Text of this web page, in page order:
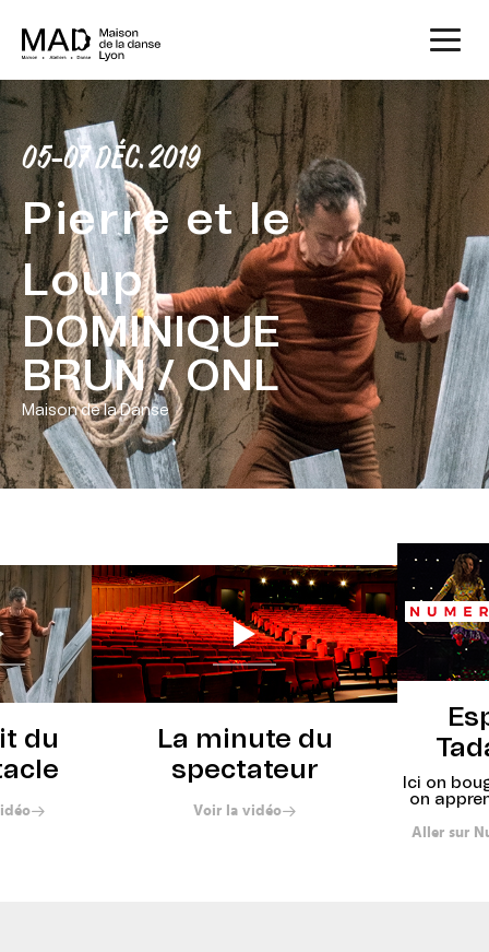
05-07 DÉC. 2019
Pierre et le
Loup
DOMINIQUE
BRUN / ONL
Maison de la Danse
du
La minute du
spectateur
Voir la vidéo
Ici on
on
Aller sur